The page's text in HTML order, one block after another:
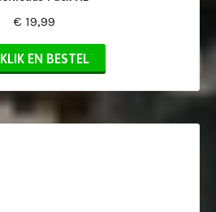
€ 19,99
KLIK EN BESTEL